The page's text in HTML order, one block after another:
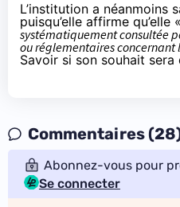
L’institution a néanmoins
puisqu’elle affirme qu’elle «
systématiquement consultée
ou réglementaires concernant
Savoir si son souhait sera
Commentaires
Abonnez-vous pour
Se connecter